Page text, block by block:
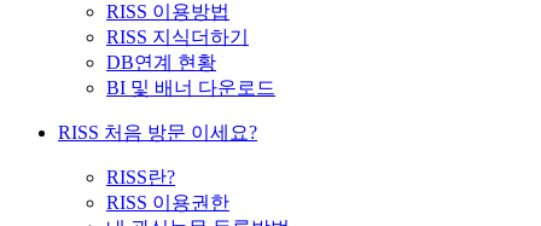
RISS 이용방법
RISS 지식더하기
DB연계 현황
BI 및 배너 다운로드
RISS 처음 방문 이세요?
RISS란?
RISS 이용권한